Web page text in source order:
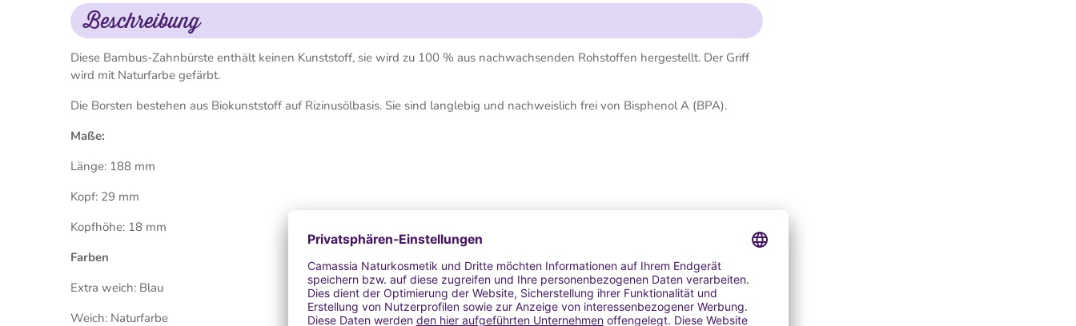
Beschreibung
Diese Bambus-Zahnbürste enthält keinen Kunststoff, sie wird zu 100 % aus nachwachsenden Rohstoffen hergestellt. Der Griff
wird mit Naturfarbe gefärbt.
Die Borsten bestehen aus Biokunststoff auf Rizinusölbasis. Sie sind langlebig und nachweislich frei von Bisphenol A (BPA).
Maße:
Länge: 188 mm
Kopf: 29 mm
Kopfhöhe: 18 mm
Farben
Extra weich: Blau
Weich: Naturfarbe